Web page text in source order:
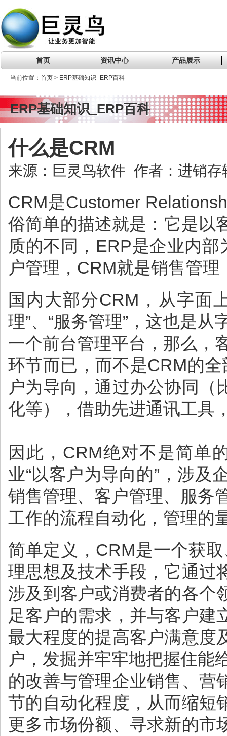
首页 资讯中心 产品展示
当前位置：首页 > ERP基础知识_ERP百科
ERP基础知识_ERP百科
什么是CRM
来源：巨灵鸟软件 作者：进销
CRM是Customer
俗简单的描述就是：它是以
质的不同，ERP是企业内
户管理，CRM就是销售管
国内大部分CRM，从字面
理”、“服务管理”，这也是
一个前台管理平台，那么，
环节而已，而不是CRM的
户为导向，通过办公协同
化等），借助先进通讯工具
因此，CRM绝对不是简单
业“以客户为导向的”，涉及
销售管理、客户管理、服务
工作的流程自动化，管理的
简单定义，CRM是一个获
理思想及技术手段，它通过
涉及到客户或消费者的各个
足客户的需求，并与客户建
最大程度的提高客户满意度
户，发掘并牢牢地把握住能
的改善与管理企业销售、营
节的自动化程度，从而缩短
更多市场份额、寻求新的市